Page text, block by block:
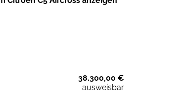
38.300,00 €
ausweisbar